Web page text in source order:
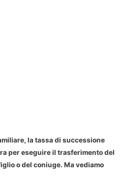
la tassa di successione
per eseguire il trasferimento del
o del coniuge. Ma vediamo